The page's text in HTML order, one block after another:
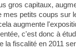
gros capitaux,
petits coups
augmente
c'est donc à
fiscalité en 2011